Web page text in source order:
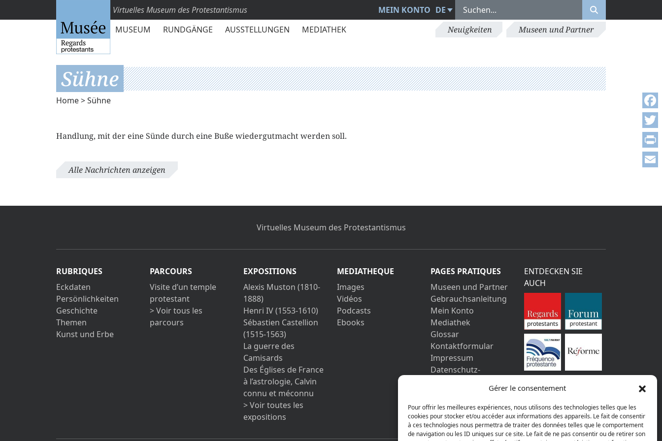
Gérer le consentement
Pour offrir les meilleures expériences, nous utilisons des technologies telles que les
cookies pour stocker et/ou accéder aux informations des appareils. Le fait de consentir
à ces technologies nous permettra de traiter des données telles que le comportement
de navigation ou les ID uniques sur ce site. Le fait de ne pas consentir ou de retirer son
Virtuelles Museum des Protestantismus MEIN KONTO DE
MUSEUM
RUNDGÄNGE AUSSTELLUNGEN MEDIATHEK Neuigkeiten Museen und Partner
Sühne
Home> Sühne
Handlung, mit der eine Sünde durch eine Buße wiedergutmacht werden soll.
Alle Nachrichten anzeigen
Virtuelles Museum des Protestantismus
RUBRIQUES
Eckdaten
Persönlichkeiten
Geschichte
Themen
Kunst und Erbe
PARCOURS
Visite d’un temple
protestant
> Voir tous les
parcours
EXPOSITIONS
Alexis Muston (1810-
1888)
Henri IV (1553-1610)
Sébastien Castellion
(1515-1563)
La guerre des
Camisards
Des Églises de France
à l’astrologie, Calvin
connu et méconnu
> Voir toutes les
expositions
MEDIATHEQUE
Images
Vidéos
Podcasts
Ebooks
PAGES PRATIQUES
Museen und Partner
Gebrauchsanleitung
Mein Konto
Mediathek
Glossar
Kontaktformular
Impressum
Datenschutz-
ENTDECKEN SIE
AUCH
Print